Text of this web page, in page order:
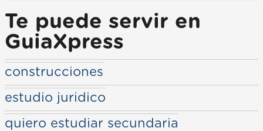
Te puede servir en
GuiaXpress
construcciones
estudio juridico
quiero estudiar secundaria